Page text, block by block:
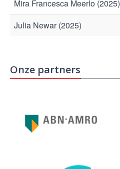
Mira Francesca Meerlo (2025)
Julia Newar (2025)
Onze partners